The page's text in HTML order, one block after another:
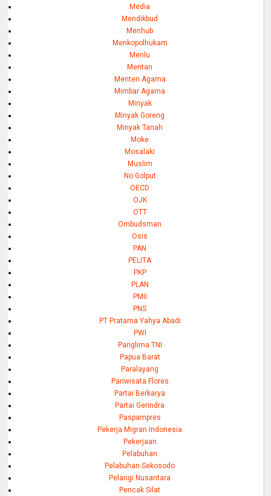
Media
Mendikbud
Menhub
Menkopolhukam
Menlu
Mentan
Menteri Agama
Mimbar Agama
Minyak
Minyak Goreng
Minyak Tanah
Moke
Mosalaki
Muslim
No Golput
OECD
OJK
OTT
Ombudsman
Osis
PAN
PELITA
PKP
PLAN
PMII
PNS
PT Pratama Yahya Abadi
PWI
Panglima TNI
Papua Barat
Paralayang
Pariwisata Flores
Partai Berkarya
Partai Gerindra
Paspampres
Pekerja Migran Indonesia
Pekerjaan
Pelabuhan
Pelabuhan Sekosodo
Pelangi Nusantara
Pencak Silat